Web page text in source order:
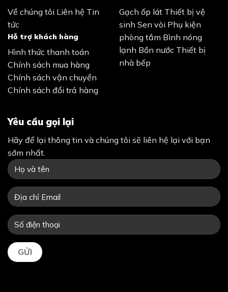
Về chúng tôi Liên hệ Tin
tức
Hỗ trợ khách hàng
Hình thức thanh toán
Chính sách mua hàng
Chính sách vận chuyển
Chính sách đổi trả hàng
Gạch ốp lát Thiết bị vệ
sinh Sen vòi Phụ kiện
phòng tắm Bình nóng
lạnh Bồn nước Thiết bị
nhà bếp
Yêu cầu gọi lại
Hãy để lại thông tin và chúng tôi sẽ liên hệ lại với bạn
sớm nhất.